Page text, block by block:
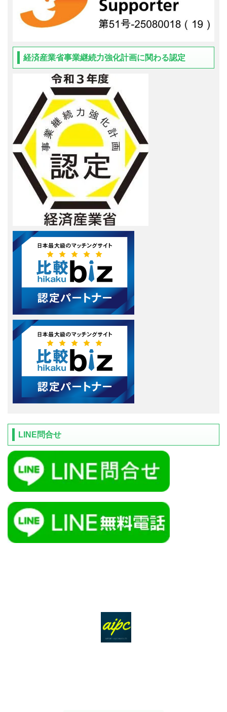
経済産業省事業継続力強化計画に関わる認定
LINE問合せ